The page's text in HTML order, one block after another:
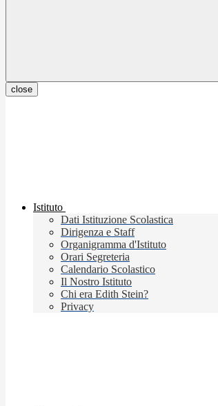
close
Istituto
Dati Istituzione Scolastica
Dirigenza e Staff
Organigramma d'Istituto
Orari Segreteria
Calendario Scolastico
Il Nostro Istituto
Chi era Edith Stein?
Privacy